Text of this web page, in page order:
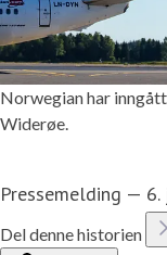
Norwegian har
Widerøe.
Pressemelding —
Del denne historien